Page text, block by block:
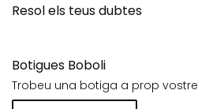
Resol els teus dubtes
Botigues Boboli
Trobeu una botiga a prop vostre